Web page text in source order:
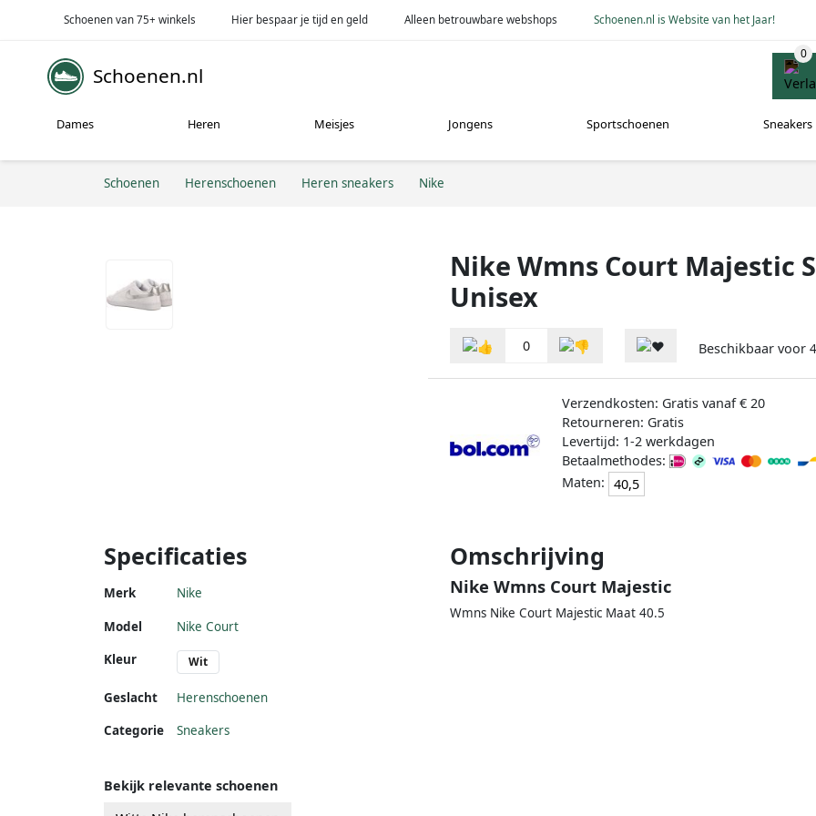
Schoenen van 75+ winkels Hier bespaar je tijd en geld Alleen betrouwbare webshops Schoenen.nl is Website van het Jaar!
Schoenen.nl
Dames Heren Meisjes Jongens Sportschoenen Sneakers
Schoenen Herenschoenen Heren sneakers Nike
Nike Wmns Court Majestic
Unisex
0 Beschikbaar voor
Verzendkosten: Gratis vanaf € 20
Retourneren: Gratis
Levertijd: 1-2 werkdagen
Betaalmethodes:
Maten: 40,5
Specificaties
Merk Nike
Model
Nike Court
Kleur
Wit
Geslacht
Herenschoenen
Categorie
Sneakers
Omschrijving
Nike Wmns Court Majestic
Wmns Nike Court Majestic Maat 40.5
Bekijk relevante schoenen